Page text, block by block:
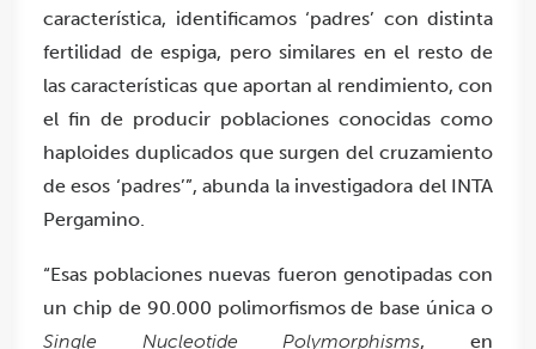
característica, identificamos ‘padres’ con distinta
fertilidad de espiga, pero similares en el resto de
las características que aportan al rendimiento, con
el fin de producir poblaciones conocidas como
haploides duplicados que surgen del cruzamiento
de esos ‘padres’”, abunda la investigadora del INTA
Pergamino.
“Esas poblaciones nuevas fueron genotipadas con
un chip de 90.000 polimorfismos de base única o
Single Nucleotide Polymorphisms, en